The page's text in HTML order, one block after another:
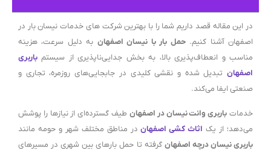
در این مقاله قصد داریم شما را با بهترین شرکت های خدمات نیسان بار در
اصفهان آشنا کنیم.حمل بار با نیسان اصفهان به دلیل سرعت، هزینه
مناسب و انعطاف‌پذیری بالا، به بخش جدایی‌ناپذیری از سیستم باربری
اصفهان تبدیل شده و نقشی کلیدی در جابجایی‌های روزمره، تجاری و
صنعتی ایفا می‌کند.
خدمات باربری وانت نیسان در اصفهان طیف گسترده‌ای از نیازها را پوشش
می‌دهد؛ از یک اثاث کشی اصفهاندر مناطق مختلف شهر و حومه مانند
باربری نیسان درچه اصفهان گرفته تا حمل بارهای بین شهری در مسیرهای